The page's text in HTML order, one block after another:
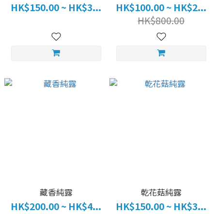
HK$150.00 ~ HK$3...
HK$100.00 ~ HK$2...
HK$800.00
藏香純露
HK$200.00 ~ HK$4...
乾花菇純露
HK$150.00 ~ HK$3...